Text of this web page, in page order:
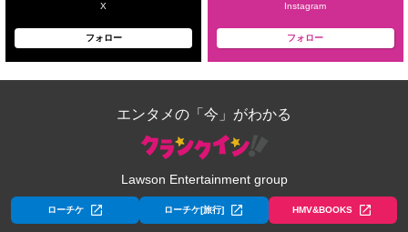
X
フォロー
Instagram
フォロー
エンタメの「今」がわかる
Lawson Entertainment group
ローチケ ローチケ[旅行] HMV&BOOKS